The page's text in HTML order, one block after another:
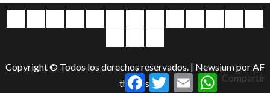
Entretenimiento
Copyright © Todos los derechos reservados. | Newsiumpor AF
themes.FacebookTwitterEmail WhatsApp
Compartir